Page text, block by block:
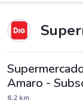
Amaro -
6.2 km